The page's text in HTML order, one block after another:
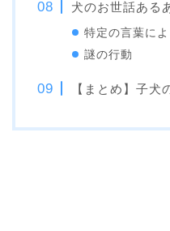
犬のお世話ある
特定の言葉に
謎の行動
【まとめ】子犬